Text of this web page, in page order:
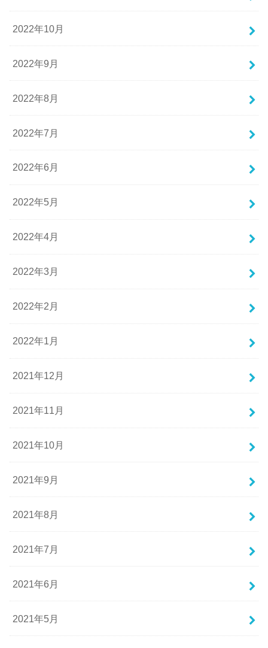
2022年10月
2022年9月
2022年8月
2022年7月
2022年6月
2022年5月
2022年4月
2022年3月
2022年2月
2022年1月
2021年12月
2021年11月
2021年10月
2021年9月
2021年8月
2021年7月
2021年6月
2021年5月